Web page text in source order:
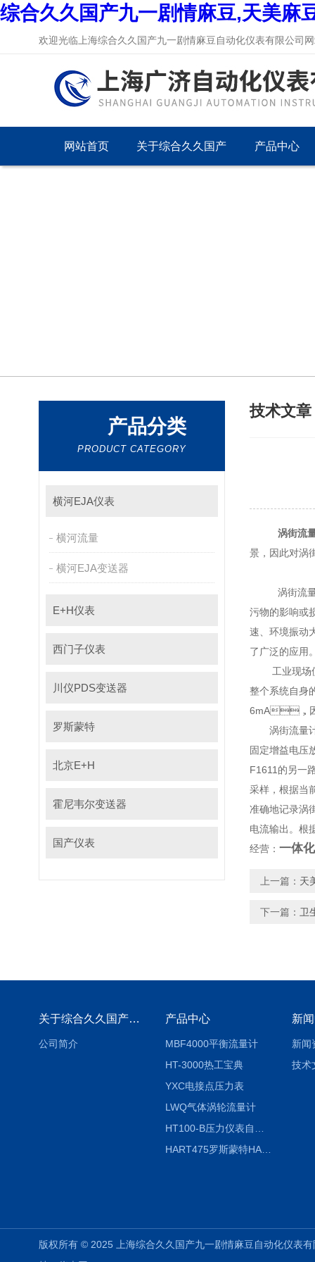
综合久久国产九一剧情麻豆,天美麻
欢迎光临上海综合久久国产九一剧情麻豆自动化仪表有限公司网
网站首页 关于综合久久国产 产品中心
产品分类
PRODUCT CATEGORY
横河EJA仪表
横河流量
横河EJA变送器
E+H仪表
西门子仪表
川仪PDS变送器
罗斯蒙特
北京E+H
霍尼韦尔变送器
国产仪表
技术文章
涡街流量
景，因此对
涡街流量传感
污物的影响或损
速、环境振动
了广泛的应用
工业现场使
整个系统自身
6mA，因
涡街流量计所
固定增益电压
F1611的另一路
采样，根
准确地记录涡街
电流输出。
经营： 一体
上一篇： 天
下一篇： 卫
关于综合久久国产九一剧情麻豆
公司简介
产品中心
MBF4000平衡流量计
HT-3000热工宝典
YXC电接点压力表
LWQ气体涡轮流量计
HART475罗斯蒙特HART475手操器
新
新闻
技术
版权所有 © 2025 上海综合久久国产九一剧情麻豆自动化仪